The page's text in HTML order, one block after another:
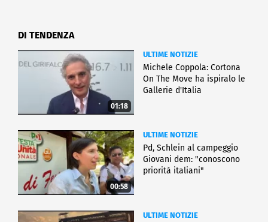
DI TENDENZA
01:18
ULTIME NOTIZIE
Michele Coppola: Cortona
On The Move ha ispiralo le
Gallerie d'Italia
00:58
ULTIME NOTIZIE
Pd, Schlein al campeggio
Giovani dem: "conoscono
priorità italiani"
ULTIME NOTIZIE